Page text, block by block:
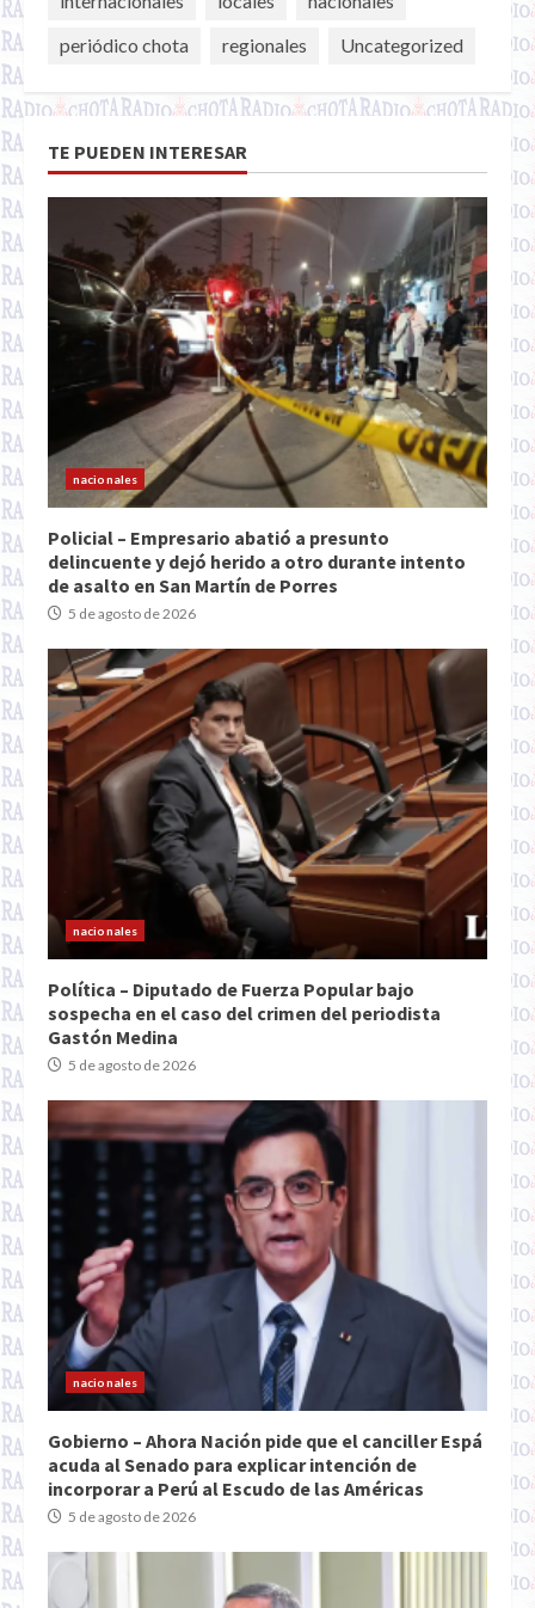
periódico chota
regionales Uncategorized
TE PUEDEN INTERESAR
nacionales
Policial – Empresario abatió a presunto
delincuente y dejó herido a otro durante intento
de asalto en San Martín de Porres
5 de agosto de 2026
nacionales
Política – Diputado de Fuerza Popular bajo
sospecha en el caso del crimen del periodista
Gastón Medina
5 de agosto de 2026
nacionales
Gobierno – Ahora Nación pide que el canciller Espá
acuda al Senado para explicar intención de
incorporar a Perú al Escudo de las Américas
5 de agosto de 2026